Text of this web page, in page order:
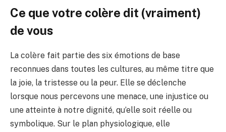
Ce que votre colère dit (vraiment)
de vous
La colère fait partie des six émotions de base
reconnues dans toutes les cultures, au même titre que
la joie, la tristesse ou la peur. Elle se déclenche
lorsque nous percevons une menace, une injustice ou
une atteinte à notre dignité, qu’elle soit réelle ou
symbolique. Sur le plan physiologique, elle